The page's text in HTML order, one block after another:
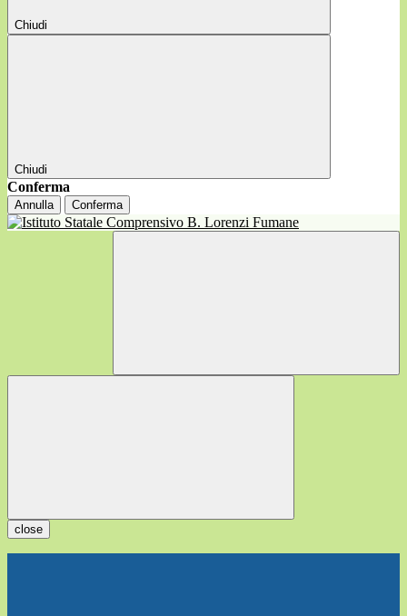
Chiudi
Chiudi
Conferma
Annulla Conferma
close